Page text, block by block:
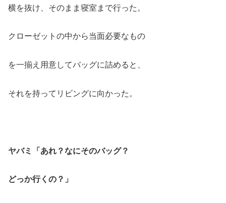
横を抜け、そのまま寝室まで行った。
クローゼットの中から当面必要なもの
を一揃え用意してバッグに詰めると、
それを持ってリビングに向かった。
ヤバミ「あれ？なにそのバッグ？
どっか行くの？」